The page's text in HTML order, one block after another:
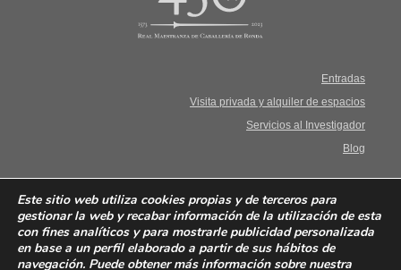
Entradas
Visita privada y alquiler de espacios
Servicios al Investigador
Blog
Política de privacidad
Este sitio web utiliza cookies propias y de terceros para
gestionar la web y recabar información de la utilización de esta
con fines analíticos y para mostrarle publicidad personalizada
en base a un perfil elaborado a partir de sus hábitos de
navegación. Puede obtener más información sobre nuestra